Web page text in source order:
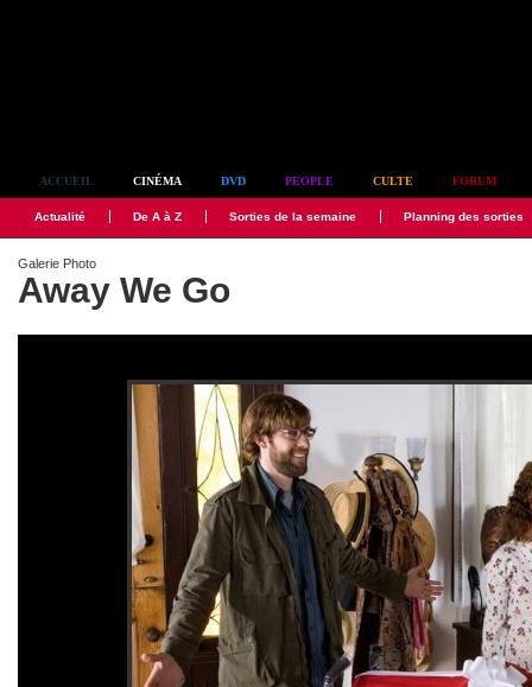
ACCUEIL CINÉMA DVD PEOPLE CULTE FORUM
Actualité De A à Z Sorties de la semaine Planning des sorties
Galerie Photo
Away We Go